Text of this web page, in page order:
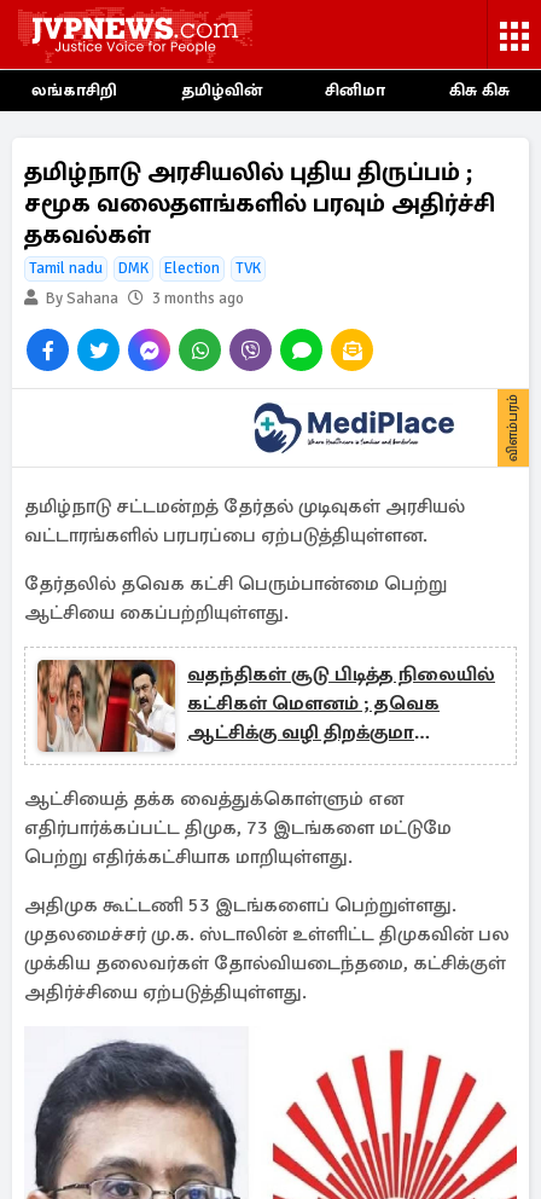
லங்காசிறி தமிழ்வின் சினிமா கிசு கிசு
தமிழ்நாடு அரசியலில் புதிய திருப்பம் ;
சமூக வலைதளங்களில் பரவும் அதிர்ச்சி
தகவல்கள்
Tamil nadu DMK Election
TVK
By Sahana
3 months ago
விளம்பரம்
தமிழ்நாடு சட்டமன்றத் தேர்தல் முடிவுகள் அரசியல்
வட்டாரங்களில் பரபரப்பை ஏற்படுத்தியுள்ளன.
தேர்தலில் தவெக கட்சி பெரும்பான்மை பெற்று
ஆட்சியை கைப்பற்றியுள்ளது.
வதந்திகள் சூடு பிடித்த நிலையில்
கட்சிகள் மௌனம் ; தவெக
ஆட்சிக்கு வழி திறக்குமா
தற்போதைய நிலை?
ஆட்சியைத் தக்க வைத்துக்கொள்ளும் என
எதிர்பார்க்கப்பட்ட திமுக, 73 இடங்களை மட்டுமே
பெற்று எதிர்க்கட்சியாக மாறியுள்ளது.
அதிமுக கூட்டணி 53 இடங்களைப் பெற்றுள்ளது.
முதலமைச்சர் மு.க. ஸ்டாலின் உள்ளிட்ட திமுகவின் பல
முக்கிய தலைவர்கள் தோல்வியடைந்தமை, கட்சிக்குள்
அதிர்ச்சியை ஏற்படுத்தியுள்ளது.